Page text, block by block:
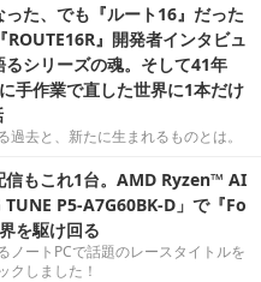
た、でも『ルート16』だった
』開発者インタビュ
シリーズの魂。そして41年
手作業で直した世界に1本だけ
去と、新たに生まれるものとは。
信もこれ1台。AMD Ryzen™ AI
P5-A7G60BK-D」で『Fo
を駆け回る
ノートPCで話題のレースタイトルを
クしました！